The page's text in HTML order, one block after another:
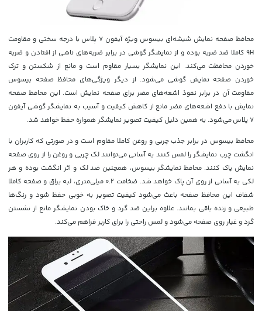
محافظ صفحه نمایش شیشه‌ای بیسوس ویژه آیفون 7 پلاس با درجه سختی و مقاومت
9H کاملا ضد ضربه بوده و از نمایشگر گوشی در برابر ضربه‌های ناشی از افتادن و ضربه
خوردن محافظت می‌کند. این نمایشگر بسیار مقاوم است و مانع از شکستن و ترک
خوردن صفحه نمایش گوشی می‌شود. از دیگر ویژگی‌های محافظ صفحه بیسوس
مقاومت آن در برابر نفوذ اشعه‌های مضر برای صفحه نمایش است. این محافظ صفحه
نمایش با دفع اشعه‌های مضر مانع از کاهش کیفیت و آسیب به نمایشگر گوشی آیفون
7 پلاس می‌شود. به همین دلیل کیفیت تصویر نمایشگر همواره حفظ خواهد شد.
محافظ بیسوس در برابر جذب چربی و روغن کاملا مقاوم است و در صورتی که کاربران با
انگشت چرب نمایشگر را لمس کنند به آسانی می‌توانند لک چربی و روغن را از روی صفحه
نمایش پاک کنند. محافظ نمایشگر بیسوس، همچنین ضد لک و اثر انگشت بوده و هر
لکی به آسانی از روی آن پاک خواهد شد. ضخامت 0.2 میلی‌متری، لبه براق و صفحه کاملا
شفاف این محافظ صفحه باعث می‌شود کیفیت تصویر به خوبی حفظ شود و رنگ‌ها
طبیعی و زنده باقی بمانند. علاوه براین ضد گرد و خاک بودن نمایشگر مانع از نشستن
گرد و غبار روی صفحه می‌شود و لمس راحتی را برای کاربر فراهم می‌کند.